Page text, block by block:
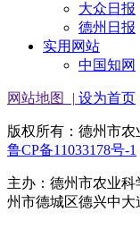
大众日报
德州日报
实用网站
中国知网
网站地图 | 设为首页
版权所有：德州市
鲁CP备11033178号-1
主办：德州市农业科
州市德城区德兴中大